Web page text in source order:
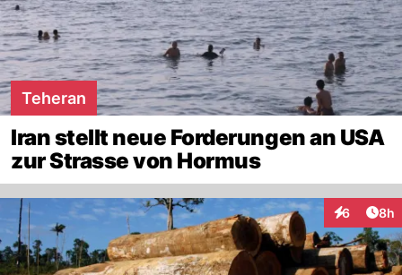
Teheran
Iran stellt neue Forderungen an USA
zur Strasse von Hormus
6 8h